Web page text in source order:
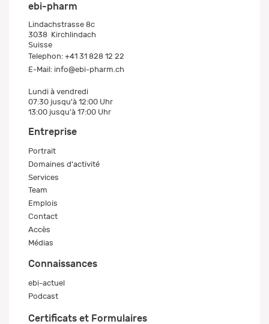
ebi-pharm
Lindachstrasse 8c
3038 Kirchlindach
Suisse
Telephon: +41 31 828 12 22
E-Mail: info@ebi-pharm.ch
Lundi à vendredi
07:30 jusqu'à 12:00 Uhr
13:00 jusqu'à 17:00 Uhr
Entreprise
Portrait
Domaines d'activité
Services
Team
Emplois
Contact
Accès
Médias
Connaissances
ebi-actuel
Podcast
Certificats et Formulaires